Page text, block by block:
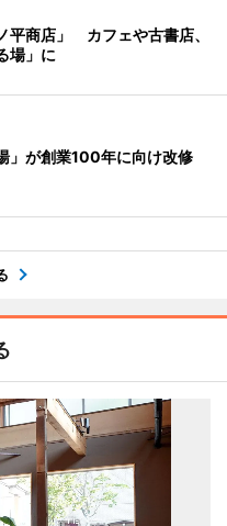
平商店」 カフェや古書店、
場」に
」が創業100年に向け改修